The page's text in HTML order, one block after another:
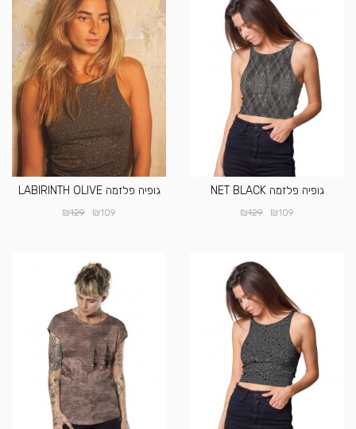
גופיה פלזמה NET BLACK
₪109
₪129
גופיה פלזמה LABIRINTH OLIVE
₪109
₪129